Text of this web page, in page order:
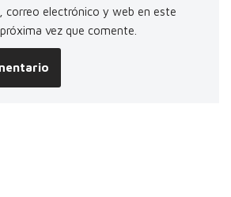
correo electrónico y web en este
vez que comente.